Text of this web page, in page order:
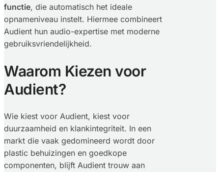
functie, die automatisch het ideale
opnameniveau instelt. Hiermee combineert
Audient hun audio-expertise met moderne
gebruiksvriendelijkheid.
Waarom Kiezen voor
Audient?
Wie kiest voor Audient, kiest voor
duurzaamheid en klankintegriteit. In een
markt die vaak gedomineerd wordt door
plastic behuizingen en goedkope
componenten, blijft Audient trouw aan